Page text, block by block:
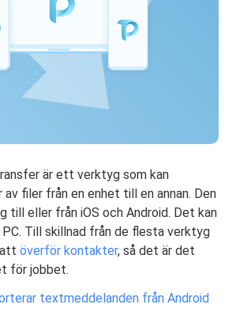
är ett verktyg som kan
filer från en enhet till en annan. Den
till eller från iOS och Android. Det kan
PC. Till skillnad från de flesta verktyg
attöverför kontakter, så det är det
för jobbet.
textmeddelanden från Android